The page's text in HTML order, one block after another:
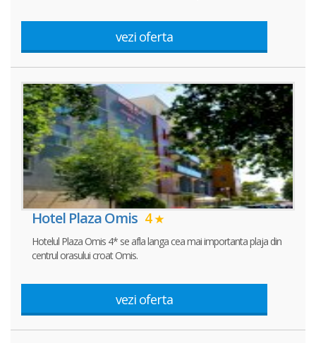
vezi oferta
Hotel Plaza Omis 4
Hotelul Plaza Omis 4* se afla langa cea mai importanta plaja din
centrul orasului croat Omis.
vezi oferta